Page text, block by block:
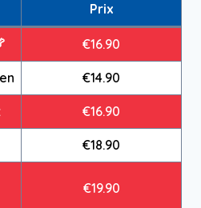
Prix
€16.90
€14.90
€16.90
€18.90
€19.90